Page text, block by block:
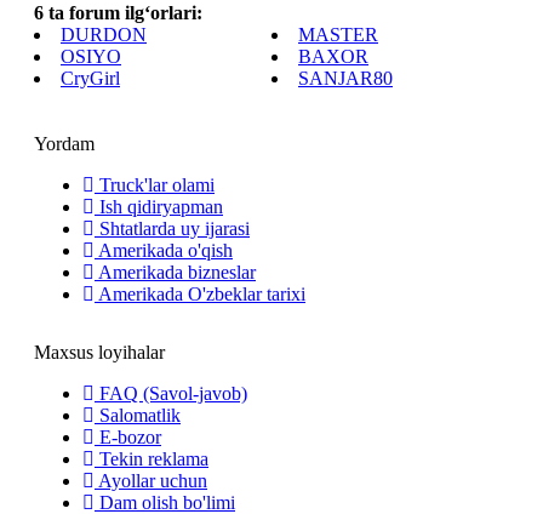
6 ta forum ilg‘orlari:
DURDON
MASTER
OSIYO
BAXOR
CryGirl
SANJAR80
Yordam
Truck'lar olami
Ish qidiryapman
Shtatlarda uy ijarasi
Amerikada o'qish
Amerikada bizneslar
Amerikada O'zbeklar tarixi
Maxsus loyihalar
FAQ (Savol-javob)
Salomatlik
E-bozor
Tekin reklama
Ayollar uchun
Dam olish bo'limi